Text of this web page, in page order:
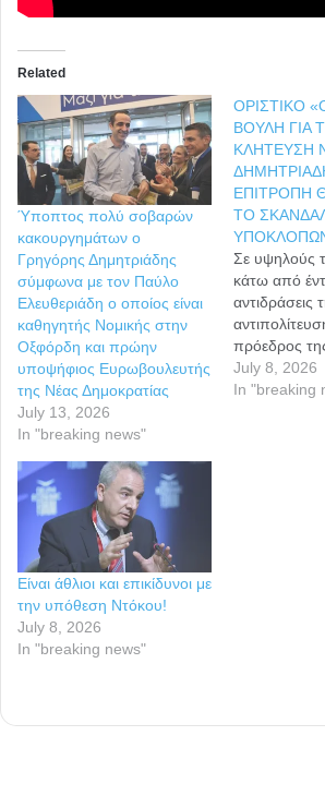
Related
Ύποπτος πολύ σοβαρών
κακουργημάτων ο
Γρηγόρης Δημητριάδης
σύμφωνα με τον Παύλο
Ελευθεριάδη ο οποίος είναι
καθηγητής Νομικής στην
Οξφόρδη και πρώην
υποψήφιος Ευρωβουλευτής
της Νέας Δημοκρατίας
July 13, 2026
In "breaking news"
ΟΡΙΣΤΙΚΟ
ΒΟΥΛΗ ΓΙΑ
ΚΛΗΤΕΥΣΗ
ΕΠΙΤΡΟΠΗ
ΤΟ
Σε υψηλούς
κάτω από
αντιδράσεις
πρόεδρος
Θεσμών και
Βουλής,
July 8, 2026
In "breaking
Είναι άθλιοι και επικίδυνοι με
την υπόθεση Ντόκου!
July 8, 2026
In "breaking news"